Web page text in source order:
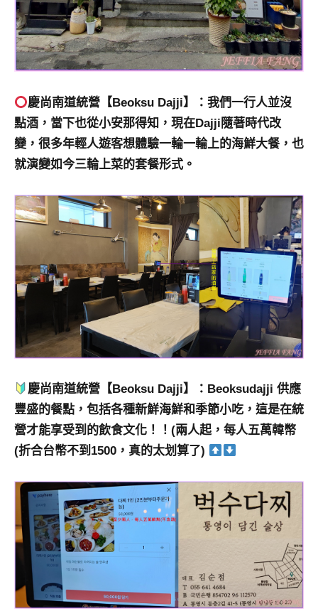
慶尚南道統營【Beoksu Dajji】：我們一行人並沒
點酒，當下也從小安那得知，現在Dajji隨著時代改
變，很多年輕人遊客想體驗一輪一輪上的海鮮大餐，也
就演變如今三輪上菜的套餐形式。
慶尚南道統營【Beoksu Dajji】：Beoksudajji 供應
豐盛的餐點，包括各種新鮮海鮮和季節小吃，這是在統
營才能享受到的飲食文化！！(兩人起，每人五萬韓幣
(折合台幣不到1500，真的太划算了)